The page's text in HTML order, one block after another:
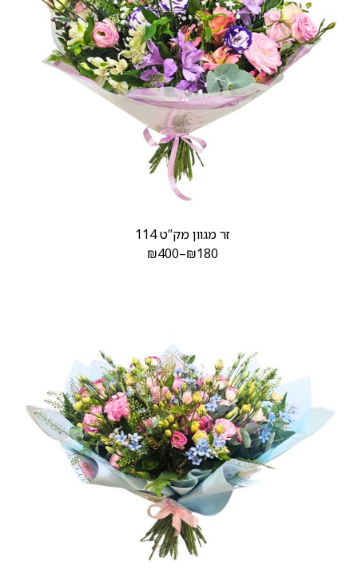
זר מגוון מק”ט 114
₪180
–
₪400